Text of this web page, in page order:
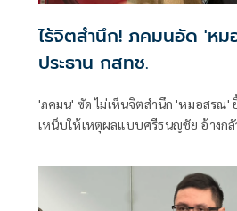
ไร้จิตสำนึก! ภคมนอัด 'หม
ประธาน กสทช.
'ภคมน' ซัด ไม่เห็นจิตสำนึก 'หมอสรณ'
เหน็บให้เหตุผลแบบศรีธนญชัย อ้างก
ตำแหน่งได้แล้ว